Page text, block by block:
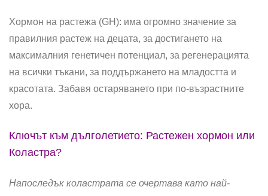
Хормон на растежа (GН): има огромно значение за
правилния растеж на децата, за достигането на
максималния генетичен потенциал, за регенерацията
на всички тъкани, за поддържането на младостта и
красотата. Забавя остаряването при по-възрастните
хора.
Ключът към дълголетието: Растежен хормон или
Коластра?
Напоследък коластрата се очертава като най-